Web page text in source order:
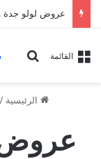
القائمة
الرئيسية /
عروض